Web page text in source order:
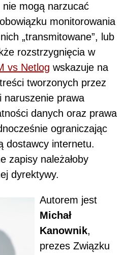
nie mogą narzucać
monitorowania
„transmitowane”, lub
rozstrzygnięcia w
vs Netlog wskazuje na
tworzonych przez
naruszenie prawa
danych oraz prawa
ograniczając
dostawcy internetu.
zapisy należałoby
dyrektywy.
Autorem jest
Michał
Kanownik,
prezes Związku